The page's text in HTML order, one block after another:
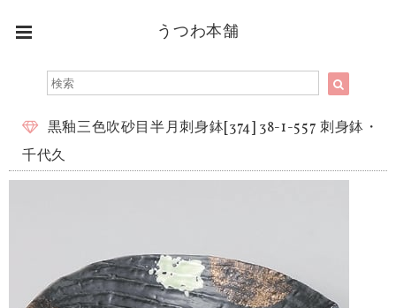
うつわ本舗
黒釉三色吹砂目半月刺身鉢[374] 38-1-557 刺身鉢・
千代久